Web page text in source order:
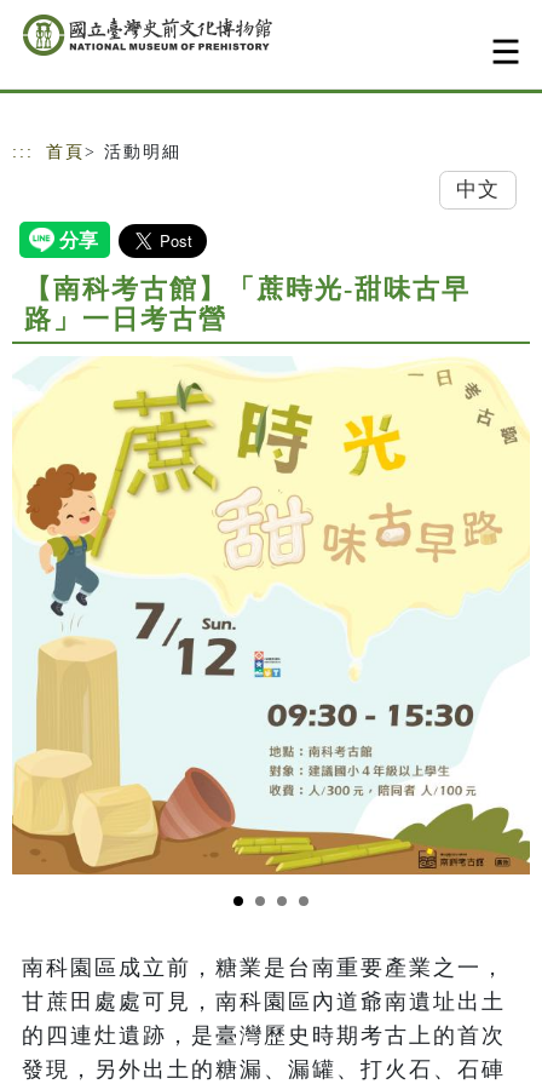
跳到主要內容
網站導覽
::: 首頁 > 活動明細
中文
【南科考古館】「蔗時光-甜味古早
路」一日考古營
南科園區成立前，糖業是台南重要產業之一，
甘蔗田處處可見，南科園區內道爺南遺址出土
的四連灶遺跡，是臺灣歷史時期考古上的首次
發現，另外出土的糖漏、漏罐、打火石、石硨